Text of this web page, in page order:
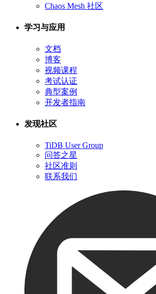
Chaos Mesh 社区
学习与应用
文档
博客
视频课程
考试认证
典型案例
开发者指南
发现社区
TiDB User Group
问答之星
社区准则
联系我们